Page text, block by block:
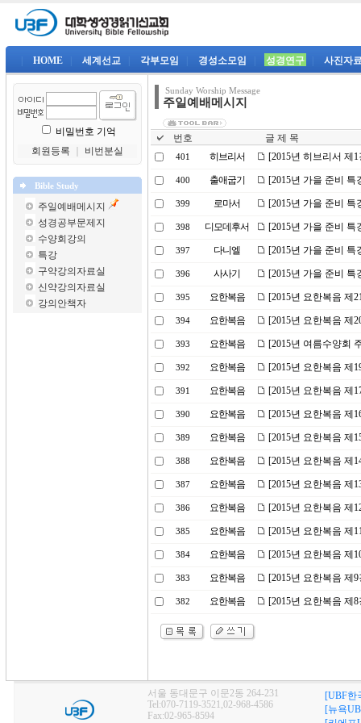
HOME 세계선교 각부모임 경성소모임 성경연구 사진자
비밀번호 기억
회원등록
비번분실
Bible Study
주일예배메시지
성경공부문제지
수양회강의
특강
구약강의자료실
신약강의자료실
강의안책자
Sunday Worship Message
주일예배메시지
번호 글 제 목
401 히브리서 [2015년 히브리서 제
400 출애굽기 [2015년 가을 준비
399 로마서 [2015년 가을 준비
398 디모데후서 [2015년 가을 준비
397 다니엘 [2015년 가을 준비
396 사사기 [2015년 가을 준비
395 요한복음 [2015년 요한복음 제
394 요한복음 [2015년 요한복음 제
393 요한복음 [2015년 여름수양회
392 요한복음 [2015년 요한복음 제
391 요한복음 [2015년 요한복음 제
390 요한복음 [2015년 요한복음 제
389 요한복음 [2015년 요한복음 제
388 요한복음 [2015년 요한복음 제
387 요한복음 [2015년 요한복음 제
386 요한복음 [2015년 요한복음 제
385 요한복음 [2015년 요한복음 제
384 요한복음 [2015년 요한복음 제
383 요한복음 [2015년 요한복음 제
382 요한복음 [2015년 요한복음 제
서울 동대문구 이문2동 264-231
Tel:070-7119-3521,02-968-4586
Fax:02-965-8594
[UBF한
[뉴욕